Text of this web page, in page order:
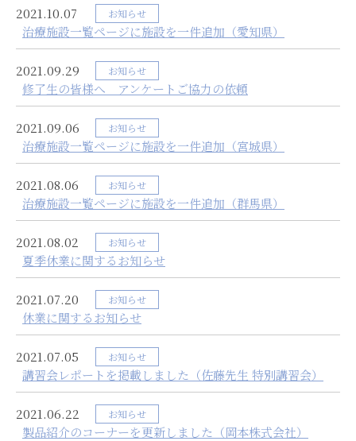
2021.10.07 お知らせ
治療施設一覧ページに施設を一件追加（愛知県）
2021.09.29 お知らせ
修了生の皆様へ アンケートご協力の依頼
2021.09.06 お知らせ
治療施設一覧ページに施設を一件追加（宮城県）
2021.08.06 お知らせ
治療施設一覧ページに施設を一件追加（群馬県）
2021.08.02 お知らせ
夏季休業に関するお知らせ
2021.07.20 お知らせ
休業に関するお知らせ
2021.07.05 お知らせ
講習会レポートを掲載しました（佐藤先生 特別講習会）
2021.06.22 お知らせ
製品紹介のコーナーを更新しました（岡本株式会社）